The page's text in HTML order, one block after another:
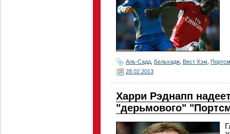
Аль-Садд Бельхадж Вест Хэм
28.02.2013
Харри Рэднапп
"дерьмового"